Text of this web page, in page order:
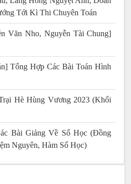
Tới Kì Thi Chuyên Toán
Văn Nho, Nguyễn Tài Chung]
Tổng Hợp Các Bài Toán Hình
Hè Hùng Vương 2023 (Khối
Bài Giảng Về Số Học (Đồng
Nguyên, Hàm Số Học)